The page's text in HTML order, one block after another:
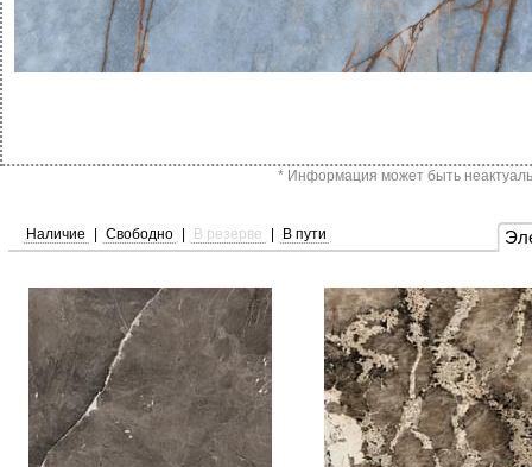
* Информация может быть
Наличие Свободно В резерве В пути